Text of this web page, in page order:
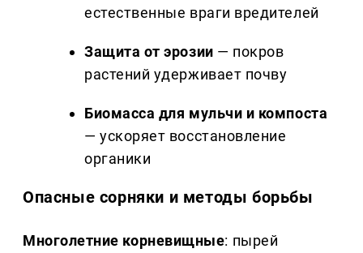
естественные враги вредителей
Защита от эрозии — покров
растений удерживает почву
Биомасса для мульчи и компоста
— ускоряет восстановление
органики
Опасные сорняки и методы борьбы
Многолетние корневищные: пырей